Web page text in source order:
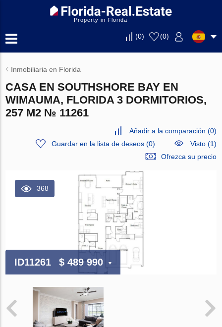
Property in Florida
(0) (0)
Inmobiliaria en Florida
CASA EN SOUTHSHORE BAY EN
WIMAUMA, FLORIDA 3 DORMITORIOS,
257 M2 № 11261
Añadir a la comparación (0)
Guardar en la lista de deseos(0)
Visto (1)
Ofrezca su precio
368
ID11261 $ 489 990